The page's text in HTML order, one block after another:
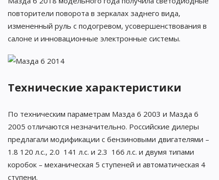
повторители поворота в зеркалах заднего вида,
измененный руль с подогревом, усовершенствования в
салоне и инновационные электронные системы.
Технические характеристики
По техническим параметрам Мазда 6 2003 и Мазда 6
2005 отличаются незначительно. Российские дилеры
предлагали модификации с бензиновыми двигателями –
1.8 120 л.с., 2.0 141 л.с. и 2.3 166 л.с. и двумя типами
коробок – механическая 5 ступеней и автоматическая 4
ступени.